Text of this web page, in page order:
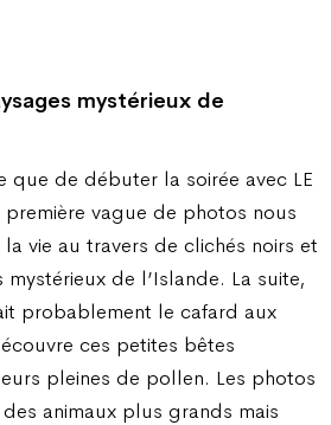
mystérieux de
de débuter la soirée avec LE
vague de photos nous
vie au travers de clichés noirs et
de l’Islande. La suite,
probablement le cafard aux
ces petites bêtes
pleines de pollen. Les photos
animaux plus grands mais